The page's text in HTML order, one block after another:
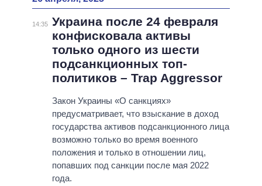
14:35 Украина после 24 февраля
конфисковала активы
только одного из шести
подсанкционных топ-
политиков – Trap Aggressor
Закон Украины «О санкциях»
предусматривает, что взыскание в доход
государства активов подсанкционного лица
возможно только во время военного
положения и только в отношении лиц,
попавших под санкции после мая 2022
года.